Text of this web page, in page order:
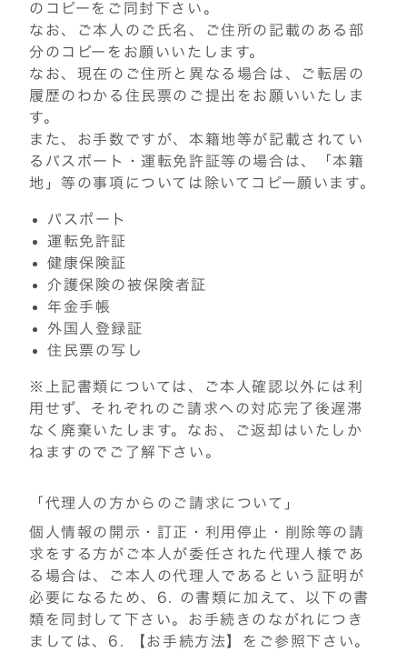
のコピーをご同封下さい。
なお、ご本人のご氏名、ご住所の記載のある部
分のコピーをお願いいたします。
なお、現在のご住所と異なる場合は、ご転居の
履歴のわかる住民票のご提出をお願いいたしま
す。
また、お手数ですが、本籍地等が記載されてい
るパスポート・運転免許証等の場合は、「本籍
地」等の事項については除いてコピー願います。
パスポート
運転免許証
健康保険証
介護保険の被保険者証
年金手帳
外国人登録証
住民票の写し
※上記書類については、ご本人確認以外には利
用せず、それぞれのご請求への対応完了後遅滞
なく廃棄いたします。なお、ご返却はいたしか
ねますのでご了解下さい。
「代理人の方からのご請求について」
個人情報の開示・訂正・利用停止・削除等の請
求をする方がご本人が委任された代理人様であ
る場合は、ご本人の代理人であるという証明が
必要になるため、6. の書類に加えて、以下の書
類を同封して下さい。お手続きのながれにつき
ましては、6. 【お手続方法】をご参照下さい。